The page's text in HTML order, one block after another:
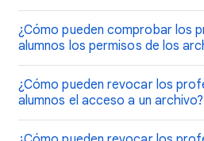
¿Cómo pueden comprobar los
alumnos los permisos de los
¿Cómo pueden revocar los
alumnos el acceso a un archivo?